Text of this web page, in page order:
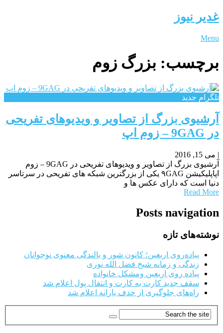
غدیر نیوز
Menu
برچسب: بزرگ زوم
تلگرام جدید
آرشیوی بزرگ از تصاویر و ویدیوهای تفریحی
در 9GAG – زوم اپ
| می 15, 2016
آرشیوی بزرگ از تصاویر و ویدیوهای تفریحی در 9GAG – زوم
اپاپلیکیشن ۹GAG یکی از بزرگترین شبکه های تفریحی در سرتاسر
دنیا است که دارای عکس ها و
Read More
Posts navigation
نوشته‌های تازه
پیاده‌روی اربعین؛ کانون شور و بالندگی معنوی نوجوانان
زندگی و زمانه شیخ فضل الله نوری
پیاده روی اربعین ومشکل خانواده
سقف جدید کارت به کارت و انتقال پول اعلام شد
راه‌های جلوگیری از حذف یارانه اعلام شد